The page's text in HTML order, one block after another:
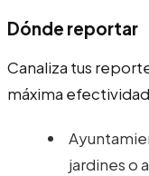
Dónde reportar
Canaliza tus
máxima
jardines o